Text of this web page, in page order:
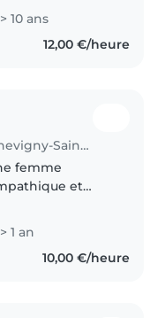
enfants j'ai
des enfants
ce..
10 ans
12,00 €/heure
Babysitter in Chevigny-Saint-Sauveur
femme
et
neveux nièce
j'ai garder mon..
1 an
10,00 €/heure